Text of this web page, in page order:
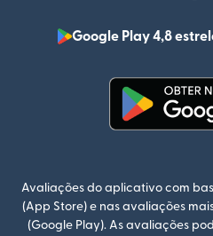
Google Play 4,8
Avaliações do aplicativo com
(App Store) e nas avaliações
(Google Play). As avaliações